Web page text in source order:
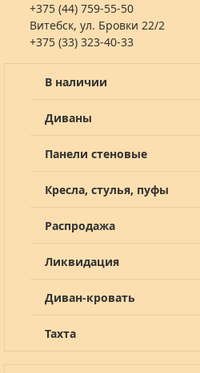
+375 (44) 759-55-50
Витебск, ул. Бровки 22/2
+375 (33) 323-40-33
В наличии
Диваны
Панели стеновые
Кресла, стулья, пуфы
Распродажа
Ликвидация
Диван-кровать
Тахта